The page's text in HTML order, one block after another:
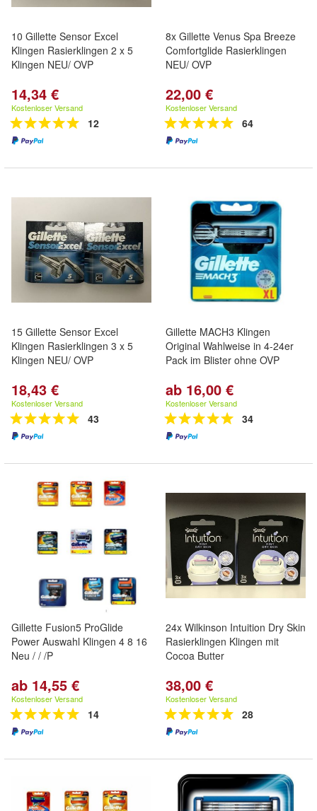
10 Gillette Sensor Excel
Klingen Rasierklingen 2 x 5
Klingen NEU/ OVP
14,34 €
Kostenloser Versand
12
8x Gillette Venus Spa Breeze
Comfortglide Rasierklingen
NEU/ OVP
22,00 €
Kostenloser Versand
64
15 Gillette Sensor Excel
Klingen Rasierklingen 3 x 5
Klingen NEU/ OVP
18,43 €
Kostenloser Versand
43
Gillette MACH3 Klingen
Original Wahlweise in 4-24er
Pack im Blister ohne OVP
ab 16,00 €
Kostenloser Versand
34
Gillette Fusion5 ProGlide
Power Auswahl Klingen 4 8 16
Neu / / /P
ab 14,55 €
Kostenloser Versand
14
24x Wilkinson Intuition Dry Skin
Rasierklingen Klingen mit
Cocoa Butter
38,00 €
Kostenloser Versand
28